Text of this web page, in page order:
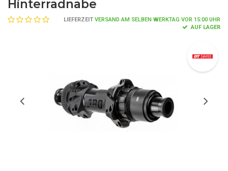
Hinterradnabe
LIEFERZEIT VERSAND AM SELBEN WERKTAG VOR 15:00 UHR
AUF LAGER